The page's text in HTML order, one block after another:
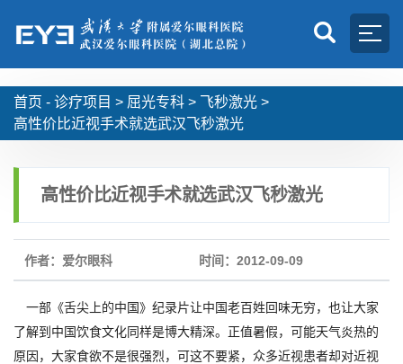
首页 - 诊疗项目 > 屈光专科 > 飞秒激光 >
高性价比近视手术就选武汉飞秒激光
高性价比近视手术就选武汉飞秒激光
作者：爱尔眼科 时间：2012-09-09
一部《舌尖上的中国》纪录片让中国老百姓回味无穷，也让大家
了解到中国饮食文化同样是博大精深。正值暑假，可能天气炎热的
原因，大家食欲不是很强烈，可这不要紧，众多近视患者却对近视